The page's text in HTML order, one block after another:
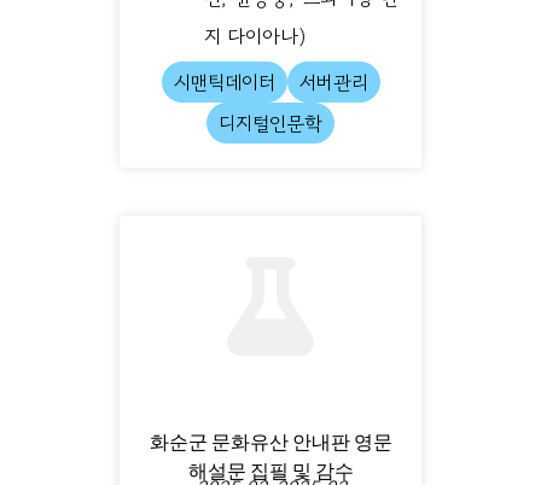
지 다이아나)
시맨틱데이터
서버관리
디지털인문학
화순군 문화유산 안내판 영문
해설문 집필 및 감수